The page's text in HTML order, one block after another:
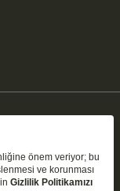
amaçlıdır
önem veriyor; bu
ve korunması
Gizlilik Politikamızı